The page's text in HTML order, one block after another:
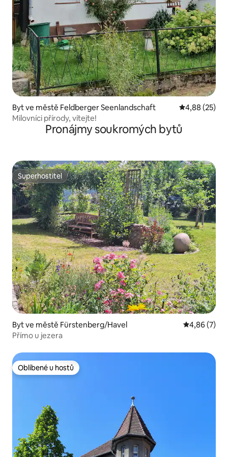
Byt ve městě Feldberger Seenlandschaft Průměrné
4,88 (25)
Milovníci přírody, vítejte!
Pronájmy soukromých bytů
Superhostitel
Superhostitel
Byt ve městě Fürstenberg/Havel Průměrné
4,86 (7)
Přímo u jezera
Oblíbené u hostů
Oblíbené u hostů